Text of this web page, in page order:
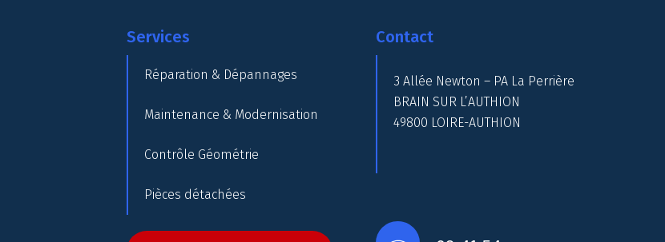
Services
Réparation & Dépannages
Maintenance & Modernisation
Contrôle Géométrie
Pièces détachées
Contact
3 Allée Newton – PA La Perrière
BRAIN SUR L’AUTHION
49800 LOIRE-AUTHION